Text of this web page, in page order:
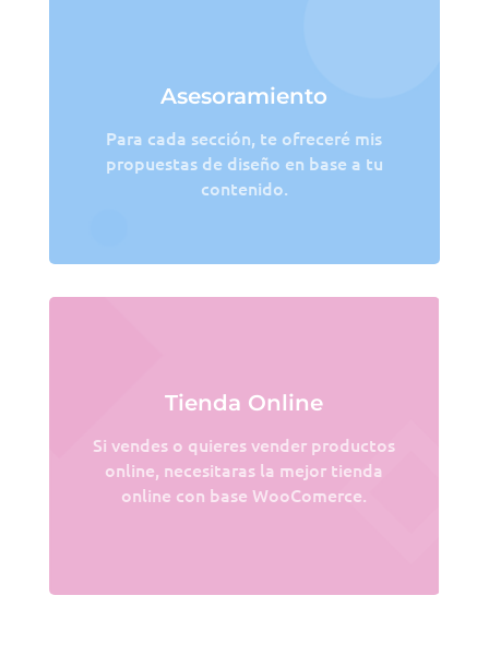
Asesoramiento
Para cada sección, te ofreceré mis
propuestas de diseño en base a tu
contenido.
Tienda Online
Si vendes o quieres vender productos
online, necesitaras la mejor tienda
online con base WooComerce.